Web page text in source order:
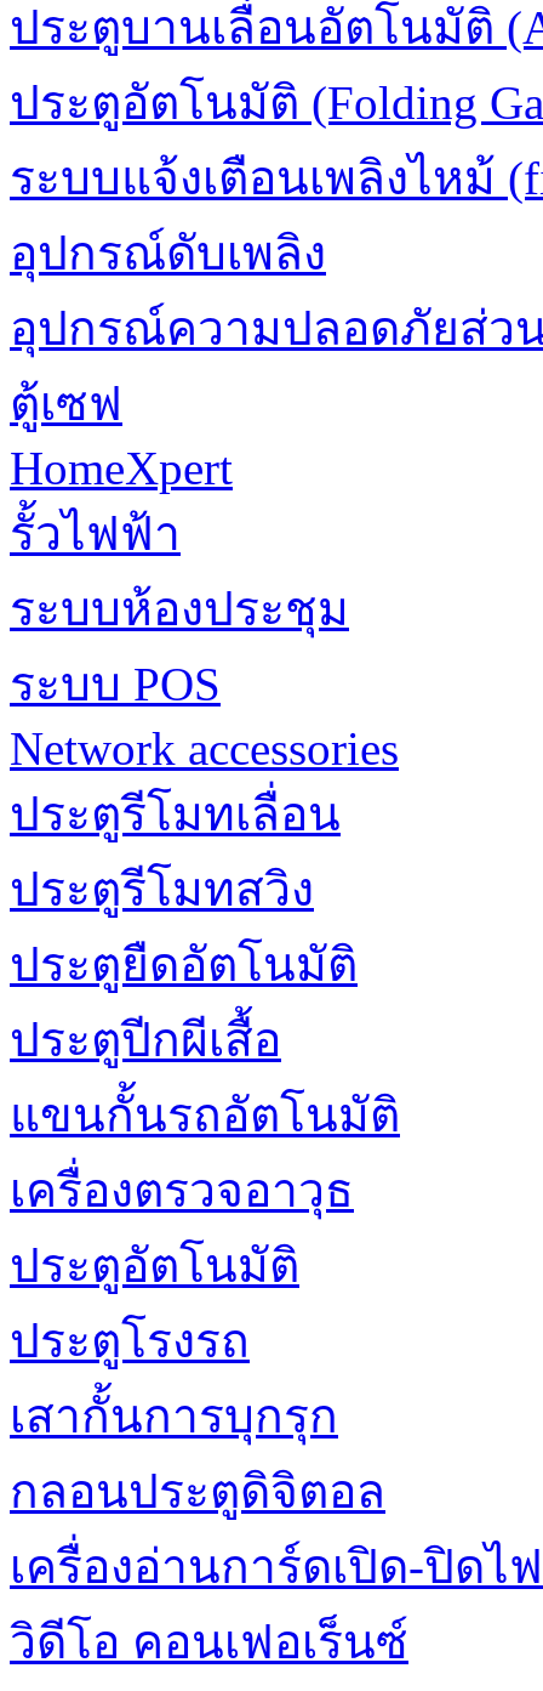
ประตูบานเลื่อนอัตโนมัติ
ประตูอัตโนมัติ (Folding
ระบบแจ้งเตือนเพลิงไหม้
อุปกรณ์ดับเพลิง
อุปกรณ์ความปลอดภัยส่ว
ตู้เซฟ
HomeXpert
รั้วไฟฟ้า
ระบบห้องประชุม
ระบบ POS
Network accessories
ประตูรีโมทเลื่อน
ประตูรีโมทสวิง
ประตูยืดอัตโนมัติ
ประตูปีกผีเสื้อ
แขนกั้นรถอัตโนมัติ
เครื่องตรวจอาวุธ
ประตูอัตโนมัติ
ประตูโรงรถ
เสากั้นการบุกรุก
กลอนประตูดิจิตอล
เครื่องอ่านการ์ดเปิด-ปิดไฟ
วิดีโอ คอนเฟอเร็นซ์